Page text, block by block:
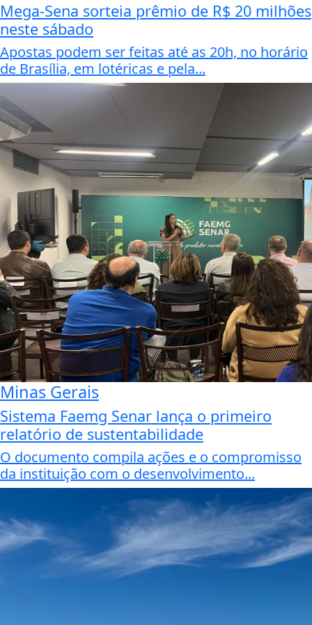
Mega-Sena sorteia prêmio de R$ 20 milhões
neste sábado
Apostas podem ser feitas até as 20h, no horário
de Brasília, em lotéricas e pela...
Minas Gerais
Sistema Faemg Senar lança o primeiro
relatório de sustentabilidade
O documento compila ações e o compromisso
da instituição com o desenvolvimento...